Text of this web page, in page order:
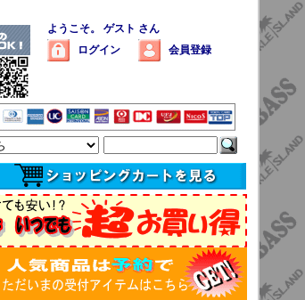
ようこそ。 ゲスト さん
ログイン
会員登録